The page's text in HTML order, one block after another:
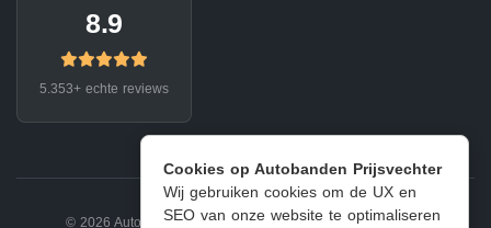
Cookies op Autobanden Prijsvechter
Wij gebruiken cookies om de UX en
SEO van onze website te optimaliseren
8.9
5.353+ echte reviews
© 2026 Autobanden Prijsvechter. Privacy | Voorwaarden